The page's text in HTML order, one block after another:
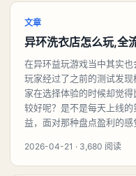
文章
异环洗衣店怎么玩,全
在异环益玩游戏当中其实
玩家经过了之前的测试发
家在选择体验的时候却觉
较好呢？是不是每天上线
益，面对那种盘点盈利的
2026-04-21 · 3,680 阅读